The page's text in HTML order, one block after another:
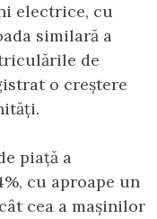
electrice, cu
similară a
de
o creștere
piață a
cu aproape un
cea a mașinilor